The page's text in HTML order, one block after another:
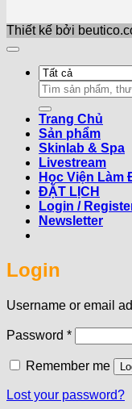
Thiết kế bởi
Search
for:
Trang Chủ
Sản phẩm
Skinlab & Spa
Livestream
Học Viện Làm
ĐẶT LỊCH
Login /
Newsletter
Login
Username or email
Password *Required
Remember me
Lost your password?